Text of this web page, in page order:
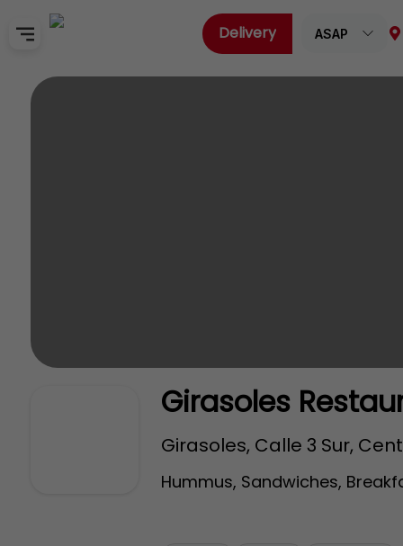
Home
Delivery ASAP
Girasoles
Girasoles, Calle 3 Sur,
Hummus, Sandwiches,